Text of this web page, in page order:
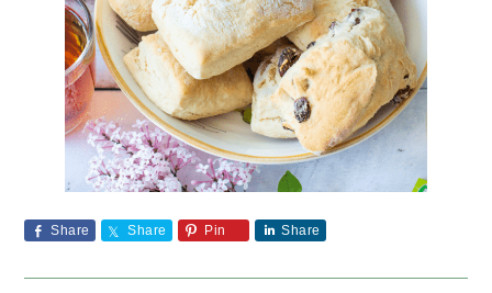
Share Share Pin Share